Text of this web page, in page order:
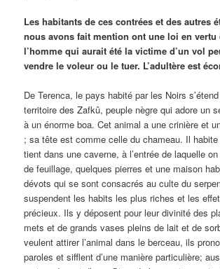
Les habitants de ces contrées et des autres
nous avons fait mention ont une loi en vertu
l’homme qui aurait été la victime d’un vol
vendre le voleur ou le tuer. L’adultère est
De Terenca, le pays habité par les Noirs s’étend
territoire des Zafkû, peuple nègre qui adore un
à un énorme boa. Cet animal a une crinière et
; sa tête est comme celle du chameau. Il
tient dans une caverne, à l’entrée de laquelle
de feuillage, quelques pierres et une maison
dévots qui se sont consacrés au culte du
suspendent les habits les plus riches et les
précieux. Ils y déposent pour leur divinité des
mets et de grands vases pleins de lait et de
veulent attirer l’animal dans le berceau, ils
paroles et sifflent d’une manière particulière;